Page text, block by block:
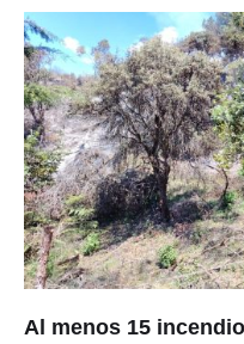
Al menos 15